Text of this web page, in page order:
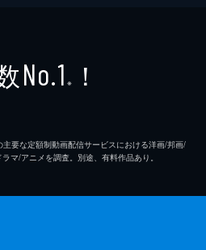
No.1 ※ ！
要な定額制動画配信サービスにおける洋画/邦画/
マ/アニメを調査。別途、有料作品あり。